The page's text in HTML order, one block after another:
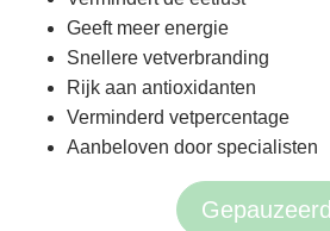
Geeft meer energie
Snellere vetverbranding
Rijk aan antioxidanten
Verminderd vetpercentage
Aanbeloven door specialisten
Gepauzeerd